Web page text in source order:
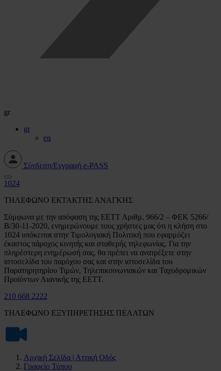
gr
gr
en
Σύνδεση/Εγγραφή e-PASS
1024
ΤΗΛΕΦΩΝΟ ΕΚΤΑΚΤΗΣ ΑΝΑΓΚΗΣ
Σύμφωνα με την απόφαση της ΕΕΤΤ Αριθμ. 966/2 – ΦΕΚ 5266/
Β/30-11-2020, ενημερώνουμε τους χρήστες μας ότι η κλήση στο
1024 υπόκειται στην Τιμολογιακή Πολιτική που εφαρμόζει
έκαστος πάροχος κινητής και σταθερής τηλεφωνίας. Για την
πληρέστερη ενημέρωσή σας, θα πρέπει να ανατρέξετε στην
ιστοσελίδα του παρόχου σας και στην ιστοσελίδα του
Παρατηρητηρίου Τιμών, Τηλεπικοινωνιακών και Ταχυδρομικών
Προϊόντων Λιανικής της ΕΕΤΤ.
210 668 2222
ΤΗΛΕΦΩΝΟ ΕΞΥΠΗΡΕΤΗΣΗΣ ΠΕΛΑΤΩΝ
Αρχική Σελίδα | Αττική Οδός
Γραφείο Τύπου